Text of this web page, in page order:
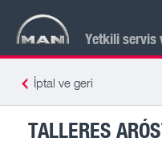
Yetkili servis
İptal ve geri
TALLERES